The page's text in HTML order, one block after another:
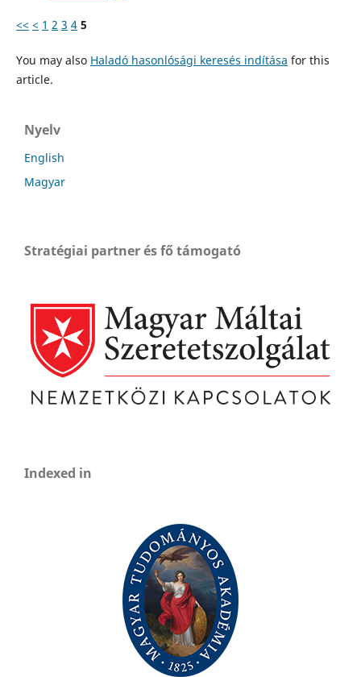
<< < 1 2 3 4 5
You may also Haladó hasonlósági keresés indítása for this
article.
Nyelv
English
Magyar
Stratégiai partner és fő támogató
Indexed in